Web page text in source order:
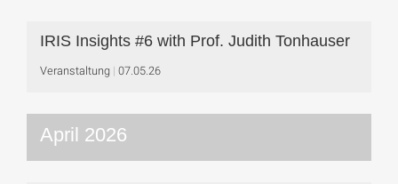
IRIS Insights #6 with Prof. Judith Tonhauser
Veranstaltung 07.05.26
April 2026